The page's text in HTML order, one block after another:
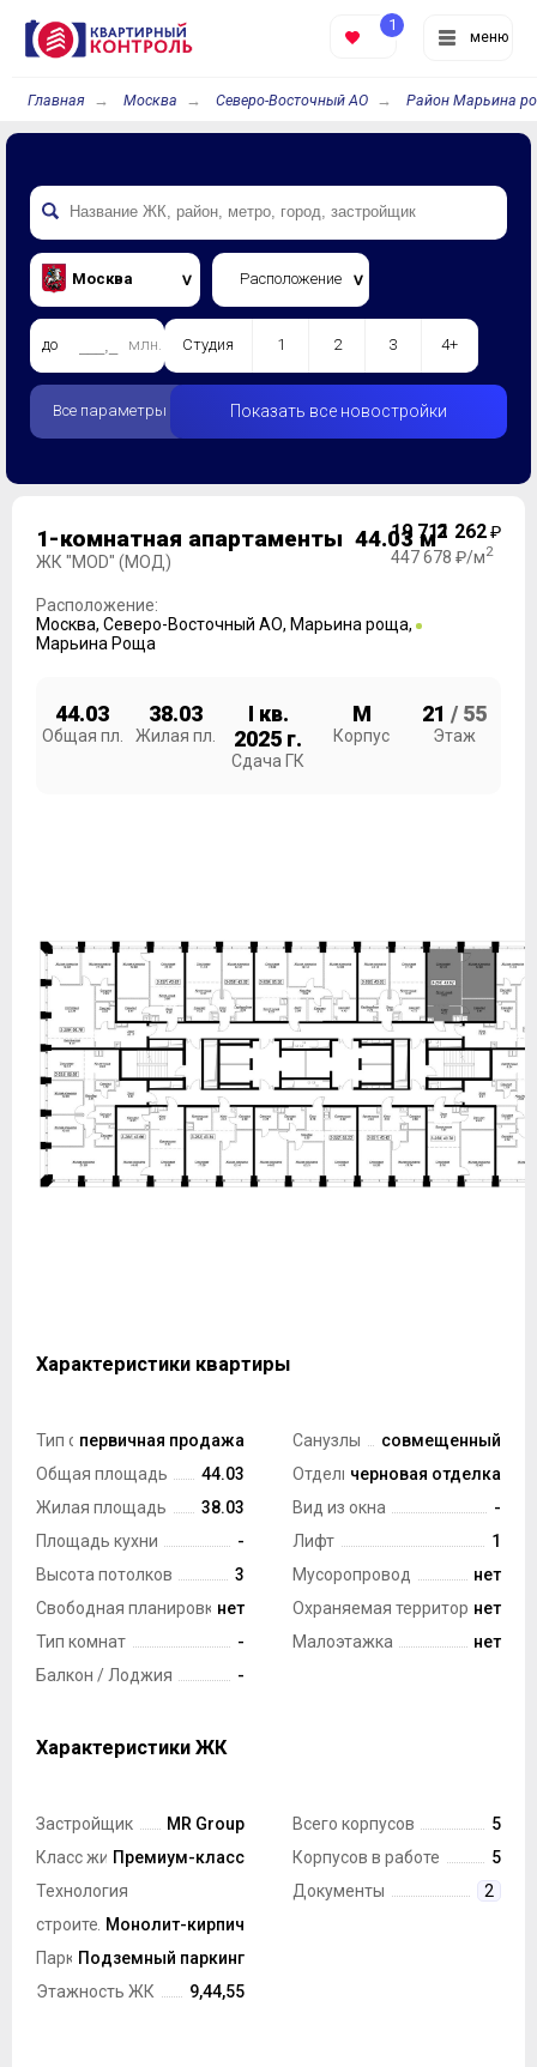
меню
1
Главная Москва Северо-Восточный АО Район Марьина
Москва Расположение
до млн. Студия 1 2 3 4+
Все параметры Показать все новостройки
1-комнатная апартаменты 44.03 м2
ЖК "MOD" (МОД)
19 711 262₽
447 678 ₽/м2
Расположение:
Москва, Северо-Восточный АО, Марьина роща,
Марьина Роща
44.03
Общая пл.
38.03
Жилая пл.
I кв.
2025 г.
Сдача ГК
M
Корпус
21 / 55
Этаж
Характеристики квартиры
Тип сделкипервичная продажа
Общая площадь
44.03
Жилая площадь
38.03
Площадь кухни
-
Высота потолков
3
Свободная планировканет
Тип комнат
-
Балкон / Лоджия
-
Санузлы
совмещенный
Отделкачерновая отделка
Вид из окна
-
Лифт
1
Мусоропровод
нет
Охраняемая территориянет
Малоэтажка
нет
Характеристики ЖК
Застройщик
MR Group
Класс жильяПремиум-класс
Технология
строительстваМонолит-кирпич
ПарковкаПодземный паркинг
Этажность ЖК
9,44,55
Всего корпусов
5
Корпусов в работе
5
Документы
2